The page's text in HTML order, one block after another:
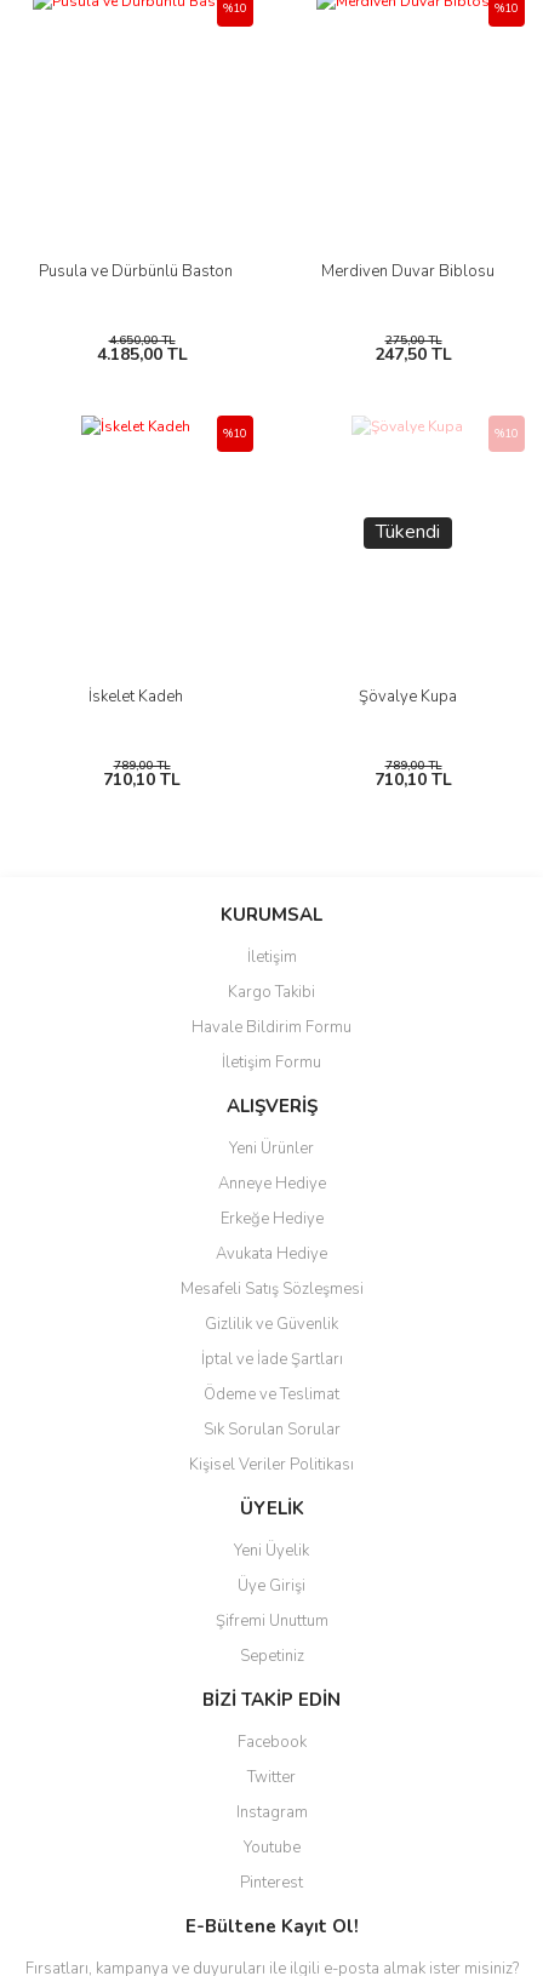
Pusula ve Dürbünlü Baston
%10
4.650,00 TL
4.185,00 TL
Merdiven Duvar Biblosu
%10
275,00 TL
247,50 TL
İskelet Kadeh
%10
789,00 TL
710,10 TL
Tükendi
Şövalye Kupa
%10
789,00 TL
710,10 TL
KURUMSAL
İletişim
Kargo Takibi
Havale Bildirim Formu
İletişim Formu
ALIŞVERİŞ
Yeni Ürünler
Anneye Hediye
Erkeğe Hediye
Avukata Hediye
Mesafeli Satış Sözleşmesi
Gizlilik ve Güvenlik
İptal ve İade Şartları
Ödeme ve Teslimat
Sık Sorulan Sorular
Kişisel Veriler Politikası
ÜYELİK
Yeni Üyelik
Üye Girişi
Şifremi Unuttum
Sepetiniz
BİZİ TAKİP EDİN
Facebook
Twitter
Instagram
Youtube
Pinterest
E-Bültene Kayıt Ol!
Fırsatları, kampanya ve duyuruları ile ilgili e-posta almak ister misiniz?